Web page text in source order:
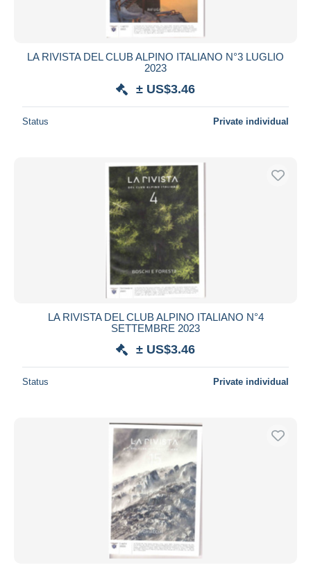
LA RIVISTA DEL CLUB ALPINO ITALIANO N°3 LUGLIO
2023
± US$3.46
Status Private individual
LA RIVISTA DEL CLUB ALPINO ITALIANO N°4
SETTEMBRE 2023
± US$3.46
Status Private individual